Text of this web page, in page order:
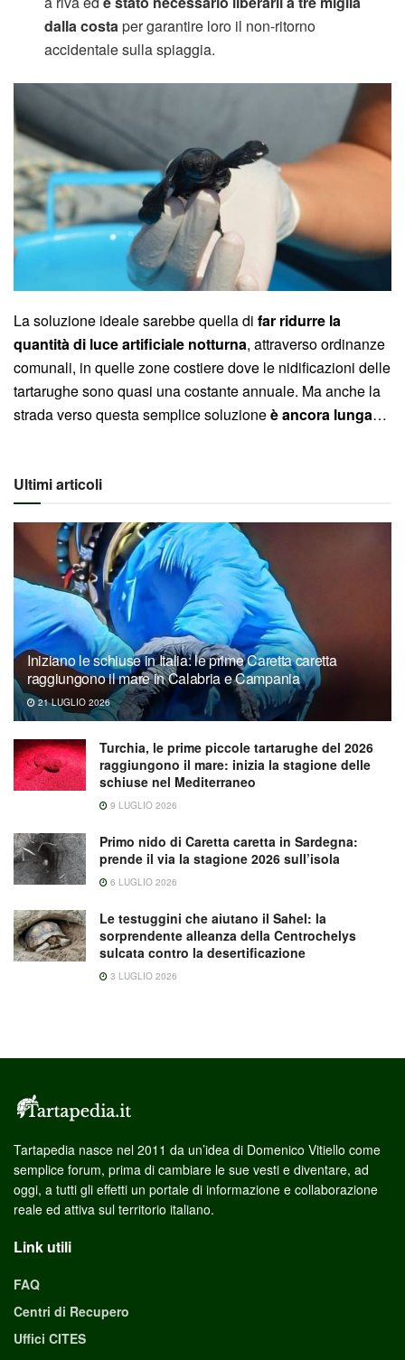
dalla costaper garantire loro il non-ritorno
accidentale sulla spiaggia.
La soluzione ideale sarebbe quella di far ridurre la
quantità di luce artificiale notturna, attraverso ordinanze
comunali, in quelle zone costiere dove le nidificazioni delle
tartarughe sono quasi una costante annuale. Ma anche la
strada verso questa semplice soluzioneè ancora lunga…
Ultimi articoli
Iniziano le schiuse in Italia: le prime Caretta caretta
raggiungono il mare in Calabria e Campania
21 LUGLIO 2026
Turchia, le prime piccole tartarughe del 2026
raggiungono il mare: inizia la stagione delle
schiuse nel Mediterraneo
9 LUGLIO 2026
Primo nido di Caretta caretta in Sardegna:
prende il via la stagione 2026 sull’isola
6 LUGLIO 2026
Le testuggini che aiutano il Sahel: la
sorprendente alleanza della Centrochelys
sulcata contro la desertificazione
3 LUGLIO 2026
Tartapedia nasce nel 2011 da un’idea di Domenico Vitiello come
semplice forum, prima di cambiare le sue vesti e diventare, ad
oggi, a tutti gli effetti un portale di informazione e collaborazione
reale ed attiva sul territorio italiano.
Link utili
FAQ
Centri di Recupero
Uffici CITES